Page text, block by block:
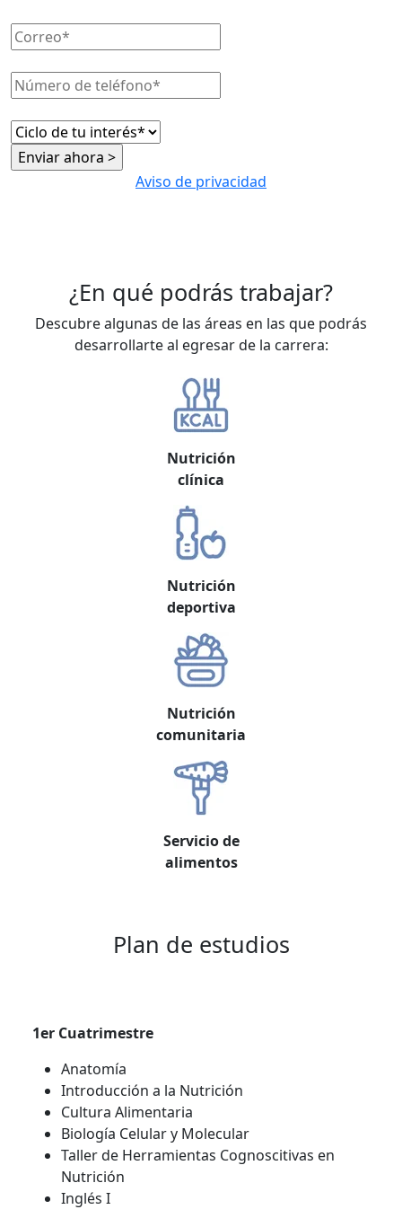
Aviso de privacidad
¿En qué podrás trabajar?
Descubre algunas de las áreas en las que podrás
desarrollarte al egresar de la carrera:
Nutrición
clínica
Nutrición
deportiva
Nutrición
comunitaria
Servicio de
alimentos
Plan de estudios
1er Cuatrimestre
Anatomía
Introducción a la Nutrición
Cultura Alimentaria
Biología Celular y Molecular
Taller de Herramientas Cognoscitivas en
Nutrición
Inglés I